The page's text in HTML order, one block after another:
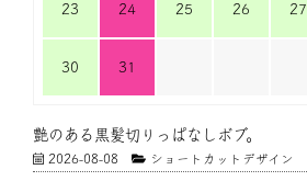
23 24 25 26 27
30 31
艶のある黒髪切りっぱなしボブ。
2026-08-08 ショートカットデザイン